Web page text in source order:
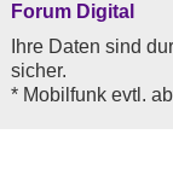
Forum Digital
Ihre Daten sind
sicher.
* Mobilfunk evtl.